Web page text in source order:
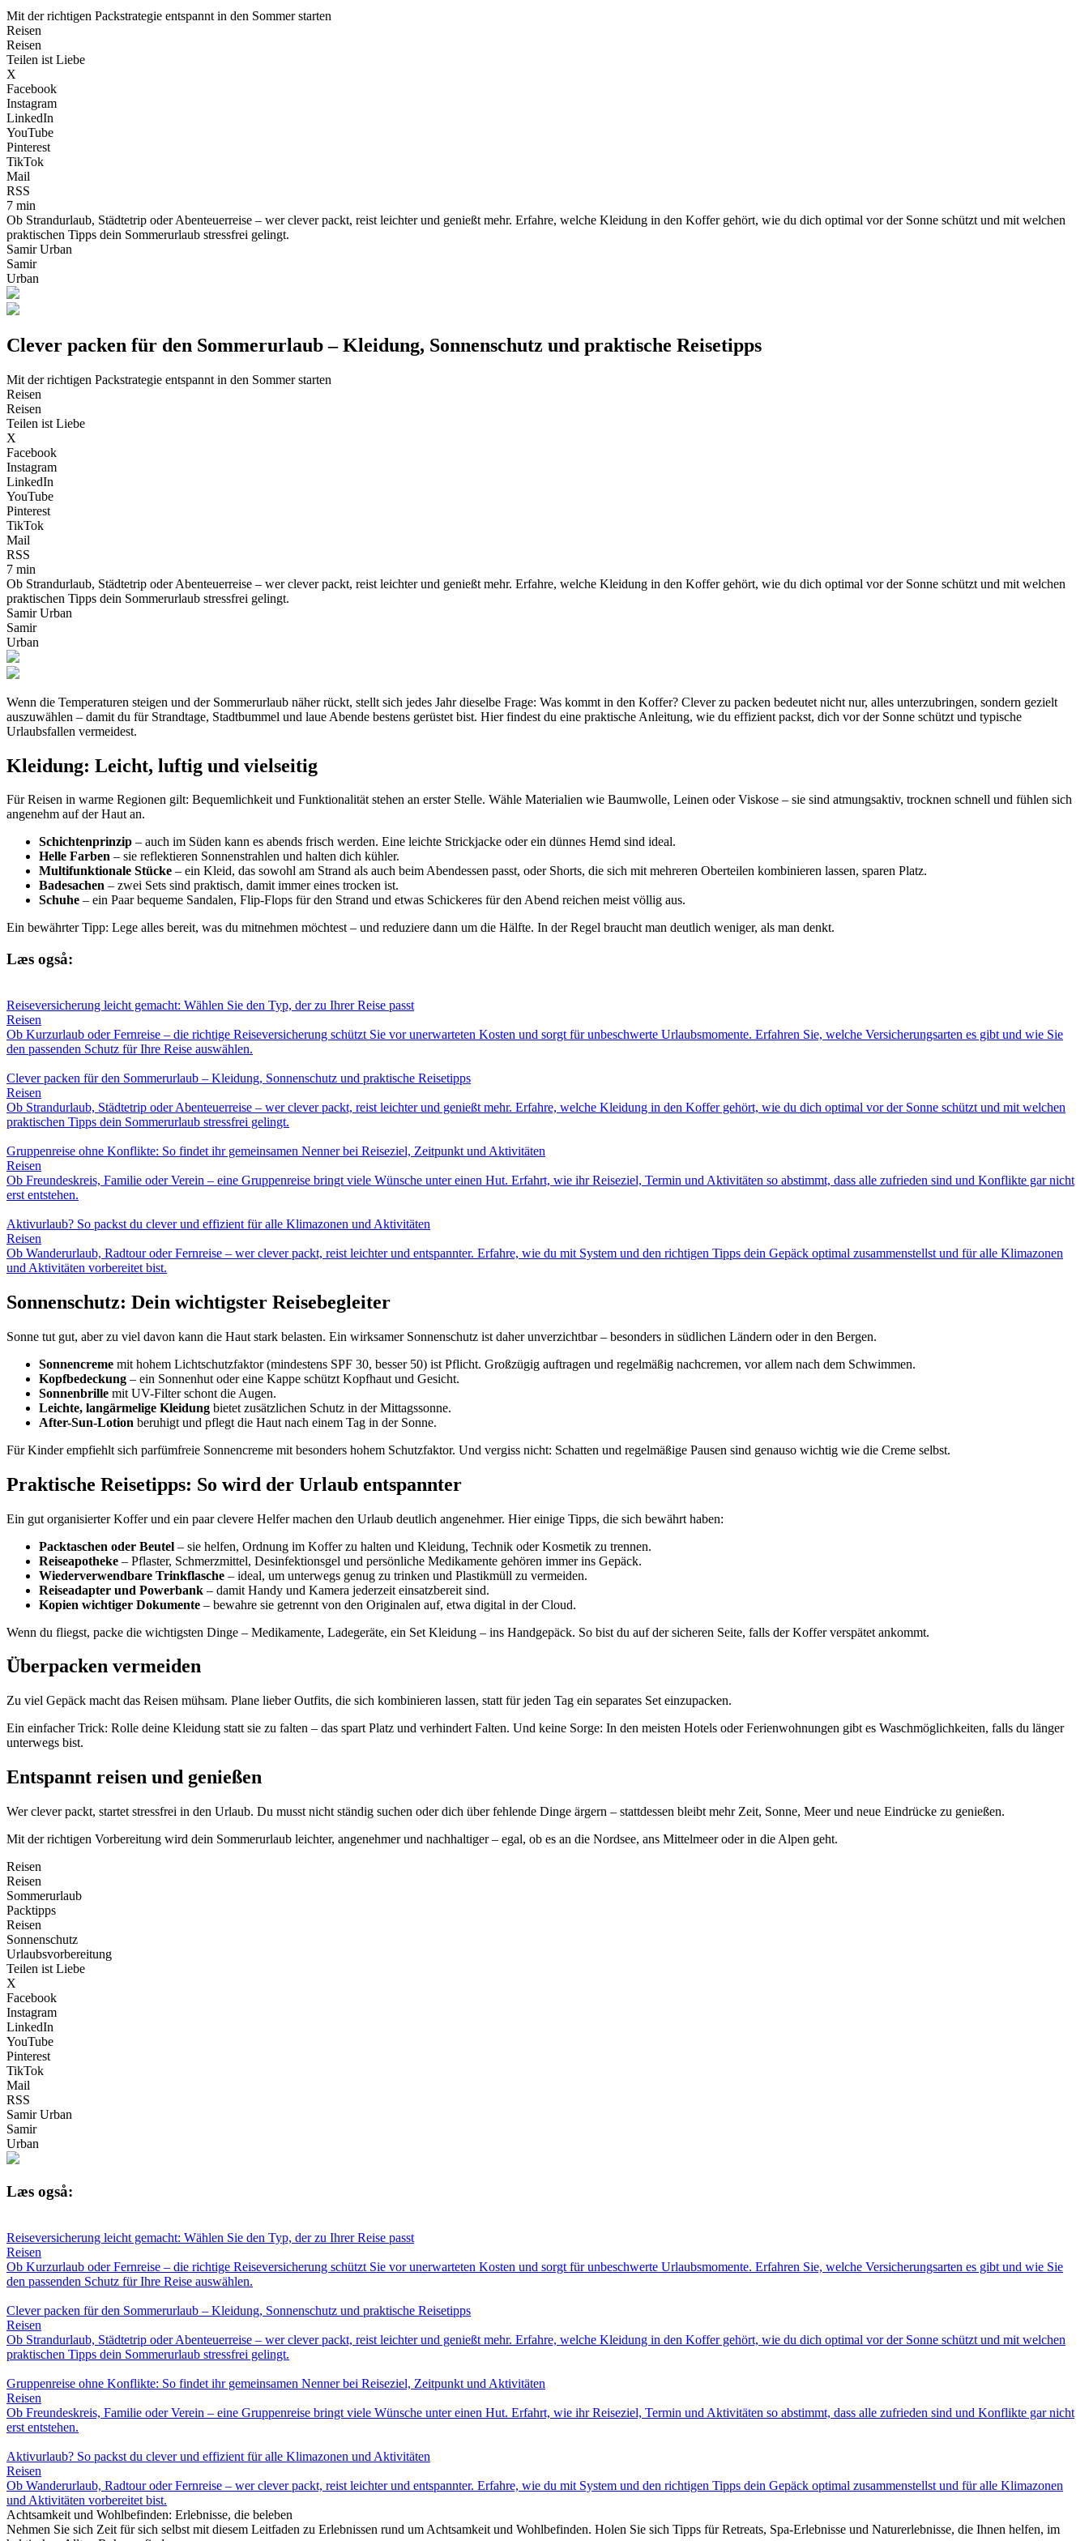
Mit der richtigen Packstrategie entspannt in den Sommer starten
Reisen
Reisen
Teilen ist Liebe
X
Facebook
Instagram
LinkedIn
YouTube
Pinterest
TikTok
Mail
RSS
7 min
Ob Strandurlaub, Städtetrip oder Abenteuerreise – wer clever packt, reist leichter und genießt mehr. Erfahre, welche Kleidung in den Koffer gehört, wie du dich optimal vor der Sonne schützt und mit welchen
praktischen Tipps dein Sommerurlaub stressfrei gelingt.
Samir Urban
Samir
Urban
Clever packen für den Sommerurlaub – Kleidung, Sonnenschutz und praktische Reisetipps
Mit der richtigen Packstrategie entspannt in den Sommer starten
Reisen
Reisen
Teilen ist Liebe
X
Facebook
Instagram
LinkedIn
YouTube
Pinterest
TikTok
Mail
RSS
7 min
Ob Strandurlaub, Städtetrip oder Abenteuerreise – wer clever packt, reist leichter und genießt mehr. Erfahre, welche Kleidung in den Koffer gehört, wie du dich optimal vor der Sonne schützt und mit welchen
praktischen Tipps dein Sommerurlaub stressfrei gelingt.
Samir Urban
Samir
Urban
Wenn die Temperaturen steigen und der Sommerurlaub näher rückt, stellt sich jedes Jahr dieselbe Frage: Was kommt in den Koffer? Clever zu packen bedeutet nicht nur, alles unterzubringen, sondern gezielt
auszuwählen – damit du für Strandtage, Stadtbummel und laue Abende bestens gerüstet bist. Hier findest du eine praktische Anleitung, wie du effizient packst, dich vor der Sonne schützt und typische
Urlaubsfallen vermeidest.
Kleidung: Leicht, luftig und vielseitig
Für Reisen in warme Regionen gilt: Bequemlichkeit und Funktionalität stehen an erster Stelle. Wähle Materialien wie Baumwolle, Leinen oder Viskose – sie sind atmungsaktiv, trocknen schnell und fühlen sich
angenehm auf der Haut an.
Schichtenprinzip – auch im Süden kann es abends frisch werden. Eine leichte Strickjacke oder ein dünnes Hemd sind ideal.
Helle Farben – sie reflektieren Sonnenstrahlen und halten dich kühler.
Multifunktionale Stücke – ein Kleid, das sowohl am Strand als auch beim Abendessen passt, oder Shorts, die sich mit mehreren Oberteilen kombinieren lassen, sparen Platz.
Badesachen – zwei Sets sind praktisch, damit immer eines trocken ist.
Schuhe – ein Paar bequeme Sandalen, Flip-Flops für den Strand und etwas Schickeres für den Abend reichen meist völlig aus.
Ein bewährter Tipp: Lege alles bereit, was du mitnehmen möchtest – und reduziere dann um die Hälfte. In der Regel braucht man deutlich weniger, als man denkt.
Læs også:
Reiseversicherung leicht gemacht: Wählen Sie den Typ, der zu Ihrer Reise passt
Reisen
Ob Kurzurlaub oder Fernreise – die richtige Reiseversicherung schützt Sie vor unerwarteten Kosten und sorgt für unbeschwerte Urlaubsmomente. Erfahren Sie, welche Versicherungsarten es gibt und wie Sie
den passenden Schutz für Ihre Reise auswählen.
Clever packen für den Sommerurlaub – Kleidung, Sonnenschutz und praktische Reisetipps
Reisen
Ob Strandurlaub, Städtetrip oder Abenteuerreise – wer clever packt, reist leichter und genießt mehr. Erfahre, welche Kleidung in den Koffer gehört, wie du dich optimal vor der Sonne schützt und mit welchen
praktischen Tipps dein Sommerurlaub stressfrei gelingt.
Gruppenreise ohne Konflikte: So findet ihr gemeinsamen Nenner bei Reiseziel, Zeitpunkt und Aktivitäten
Reisen
Ob Freundeskreis, Familie oder Verein – eine Gruppenreise bringt viele Wünsche unter einen Hut. Erfahrt, wie ihr Reiseziel, Termin und Aktivitäten so abstimmt, dass alle zufrieden sind und Konflikte gar nicht
erst entstehen.
Aktivurlaub? So packst du clever und effizient für alle Klimazonen und Aktivitäten
Reisen
Ob Wanderurlaub, Radtour oder Fernreise – wer clever packt, reist leichter und entspannter. Erfahre, wie du mit System und den richtigen Tipps dein Gepäck optimal zusammenstellst und für alle Klimazonen
und Aktivitäten vorbereitet bist.
Sonnenschutz: Dein wichtigster Reisebegleiter
Sonne tut gut, aber zu viel davon kann die Haut stark belasten. Ein wirksamer Sonnenschutz ist daher unverzichtbar – besonders in südlichen Ländern oder in den Bergen.
Sonnencreme mit hohem Lichtschutzfaktor (mindestens SPF 30, besser 50) ist Pflicht. Großzügig auftragen und regelmäßig nachcremen, vor allem nach dem Schwimmen.
Kopfbedeckung – ein Sonnenhut oder eine Kappe schützt Kopfhaut und Gesicht.
Sonnenbrille mit UV-Filter schont die Augen.
Leichte, langärmelige Kleidung bietet zusätzlichen Schutz in der Mittagssonne.
After-Sun-Lotion beruhigt und pflegt die Haut nach einem Tag in der Sonne.
Für Kinder empfiehlt sich parfümfreie Sonnencreme mit besonders hohem Schutzfaktor. Und vergiss nicht: Schatten und regelmäßige Pausen sind genauso wichtig wie die Creme selbst.
Praktische Reisetipps: So wird der Urlaub entspannter
Ein gut organisierter Koffer und ein paar clevere Helfer machen den Urlaub deutlich angenehmer. Hier einige Tipps, die sich bewährt haben:
Packtaschen oder Beutel – sie helfen, Ordnung im Koffer zu halten und Kleidung, Technik oder Kosmetik zu trennen.
Reiseapotheke – Pflaster, Schmerzmittel, Desinfektionsgel und persönliche Medikamente gehören immer ins Gepäck.
Wiederverwendbare Trinkflasche – ideal, um unterwegs genug zu trinken und Plastikmüll zu vermeiden.
Reiseadapter und Powerbank – damit Handy und Kamera jederzeit einsatzbereit sind.
Kopien wichtiger Dokumente – bewahre sie getrennt von den Originalen auf, etwa digital in der Cloud.
Wenn du fliegst, packe die wichtigsten Dinge – Medikamente, Ladegeräte, ein Set Kleidung – ins Handgepäck. So bist du auf der sicheren Seite, falls der Koffer verspätet ankommt.
Überpacken vermeiden
Zu viel Gepäck macht das Reisen mühsam. Plane lieber Outfits, die sich kombinieren lassen, statt für jeden Tag ein separates Set einzupacken.
Ein einfacher Trick: Rolle deine Kleidung statt sie zu falten – das spart Platz und verhindert Falten. Und keine Sorge: In den meisten Hotels oder Ferienwohnungen gibt es Waschmöglichkeiten, falls du länger
unterwegs bist.
Entspannt reisen und genießen
Wer clever packt, startet stressfrei in den Urlaub. Du musst nicht ständig suchen oder dich über fehlende Dinge ärgern – stattdessen bleibt mehr Zeit, Sonne, Meer und neue Eindrücke zu genießen.
Mit der richtigen Vorbereitung wird dein Sommerurlaub leichter, angenehmer und nachhaltiger – egal, ob es an die Nordsee, ans Mittelmeer oder in die Alpen geht.
Reisen
Reisen
Sommerurlaub
Packtipps
Reisen
Sonnenschutz
Urlaubsvorbereitung
Teilen ist Liebe
X
Facebook
Instagram
LinkedIn
YouTube
Pinterest
TikTok
Mail
RSS
Samir Urban
Samir
Urban
Læs også:
Reiseversicherung leicht gemacht: Wählen Sie den Typ, der zu Ihrer Reise passt
Reisen
Ob Kurzurlaub oder Fernreise – die richtige Reiseversicherung schützt Sie vor unerwarteten Kosten und sorgt für unbeschwerte Urlaubsmomente. Erfahren Sie, welche Versicherungsarten es gibt und wie Sie
den passenden Schutz für Ihre Reise auswählen.
Clever packen für den Sommerurlaub – Kleidung, Sonnenschutz und praktische Reisetipps
Reisen
Ob Strandurlaub, Städtetrip oder Abenteuerreise – wer clever packt, reist leichter und genießt mehr. Erfahre, welche Kleidung in den Koffer gehört, wie du dich optimal vor der Sonne schützt und mit welchen
praktischen Tipps dein Sommerurlaub stressfrei gelingt.
Gruppenreise ohne Konflikte: So findet ihr gemeinsamen Nenner bei Reiseziel, Zeitpunkt und Aktivitäten
Reisen
Ob Freundeskreis, Familie oder Verein – eine Gruppenreise bringt viele Wünsche unter einen Hut. Erfahrt, wie ihr Reiseziel, Termin und Aktivitäten so abstimmt, dass alle zufrieden sind und Konflikte gar nicht
erst entstehen.
Aktivurlaub? So packst du clever und effizient für alle Klimazonen und Aktivitäten
Reisen
Ob Wanderurlaub, Radtour oder Fernreise – wer clever packt, reist leichter und entspannter. Erfahre, wie du mit System und den richtigen Tipps dein Gepäck optimal zusammenstellst und für alle Klimazonen
und Aktivitäten vorbereitet bist.
Achtsamkeit und Wohlbefinden: Erlebnisse, die beleben
Nehmen Sie sich Zeit für sich selbst mit diesem Leitfaden zu Erlebnissen rund um Achtsamkeit und Wohlbefinden. Holen Sie sich Tipps für Retreats, Spa-Erlebnisse und Naturerlebnisse, die Ihnen helfen, im